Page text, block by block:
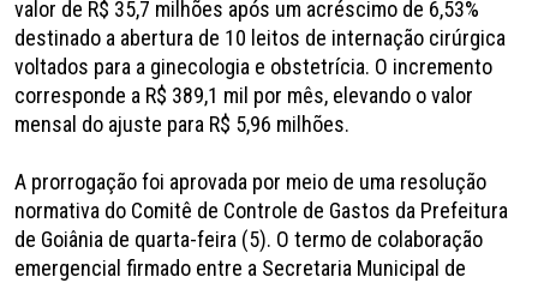
valor de R$ 35,7 milhões após um acréscimo de 6,53%
destinado a abertura de 10 leitos de internação cirúrgica
voltados para a ginecologia e obstetrícia. O incremento
corresponde a R$ 389,1 mil por mês, elevando o valor
mensal do ajuste para R$ 5,96 milhões.
A prorrogação foi aprovada por meio de uma resolução
normativa do Comitê de Controle de Gastos da Prefeitura
de Goiânia de quarta-feira (5). O termo de colaboração
emergencial firmado entre a Secretaria Municipal de